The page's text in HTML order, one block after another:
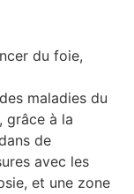
maladies du
grâce à la
de
avec les
et une zone